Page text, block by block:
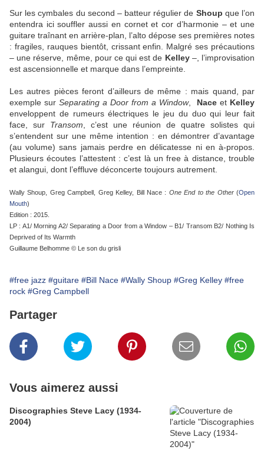
Sur les cymbales du second – batteur régulier de Shoup que l’on
entendra ici souffler aussi en cornet et cor d’harmonie – et une
guitare traînant en arrière-plan, l’alto dépose ses premières notes
: fragiles, rauques bientôt, crissant enfin. Malgré ses précautions
– une réserve, même, pour ce qui est de Kelley–, l’improvisation
est ascensionnelle et marque dans l’empreinte.
Les autres pièces feront d’ailleurs de même : mais quand, par
exemple sur Separating a Door from a Window, Nace et Kelley
enveloppent de rumeurs électriques le jeu du duo qui leur fait
face, sur Transom , c’est une réunion de quatre solistes qui
s’entendent sur une même intention : en démontrer d’avantage
(au volume) sans jamais perdre en délicatesse ni en à-propos.
Plusieurs écoutes l’attestent : c’est là un free à distance, trouble
et alangui, dont l’effluve déconcerte toujours autrement.
Wally Shoup, Greg Campbell, Greg Kelley, Bill Nace : One End to the Other(Open
Mouth)
Edition : 2015.
LP : A1/ Morning A2/ Separating a Door from a Window – B1/ Transom B2/ Nothing Is
Deprived of Its Warmth
Guillaume Belhomme © Le son du grisli
#free jazz #guitare #Bill Nace #Wally Shoup #Greg Kelley #free
rock #Greg Campbell
Partager
Vous aimerez aussi
Discographies Steve Lacy (1934-
2004)